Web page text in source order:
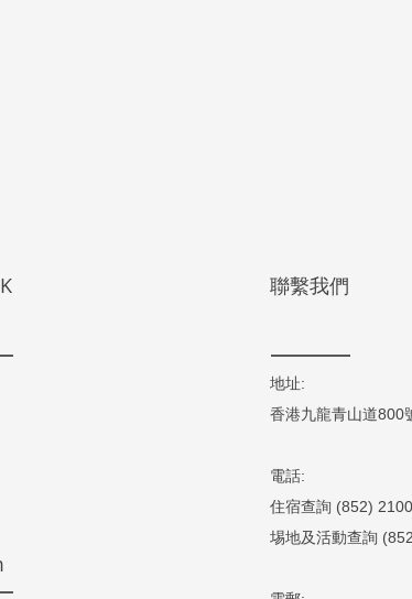
聯繫我們
地址:
香港九龍青山道800
電話:
住宿查詢 (852)
埸地及活動查詢